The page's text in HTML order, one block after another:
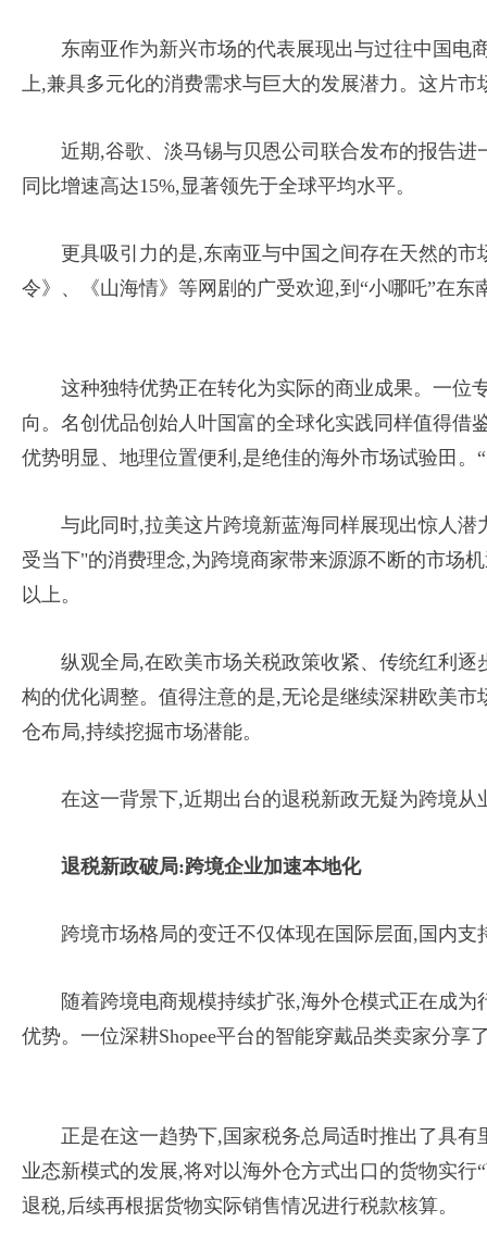
东南亚作为新兴市场的代表展现出与过往中国电
上,兼具多元化的消费需求与巨大的发展潜力。这片
近期,谷歌、淡马锡与贝恩公司联合发布的报告
同比增速高达15%,显著领先于全球平均水平。
更具吸引力的是,东南亚与中国之间存在天然的
令》、《山海情》等网剧的广受欢迎,到“小哪吒”在
这种独特优势正在转化为实际的商业成果。一位
向。名创优品创始人叶国富的全球化实践同样值得
优势明显、地理位置便利,是绝佳的海外市场试验田。“
与此同时,拉美这片跨境新蓝海同样展现出惊人
受当下"的消费理念,为跨境商家带来源源不断的市场
以上。
纵观全局,在欧美市场关税政策收紧、传统红利
构的优化调整。值得注意的是,无论是继续深耕欧美
仓布局,持续挖掘市场潜能。
在这一背景下,近期出台的退税新政无疑为跨境
退税新政破局:跨境企业加速本地化
跨境市场格局的变迁不仅体现在国际层面,国内
随着跨境电商规模持续扩张,海外仓模式正在成
优势。一位深耕Shopee平台的智能穿戴品类卖家分
正是在这一趋势下,国家税务总局适时推出了具
业态新模式的发展,将对以海外仓方式出口的货物实
退税,后续再根据货物实际销售情况进行税款核算。